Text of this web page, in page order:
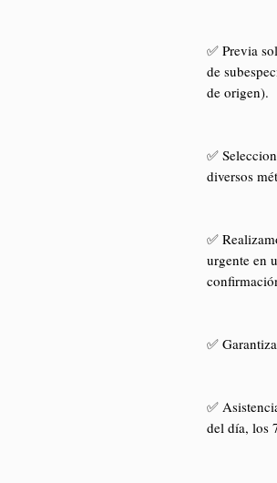
✅ Previa
de
de origen).
✅
diversos
✅
urgente en
✅
✅
del día, los